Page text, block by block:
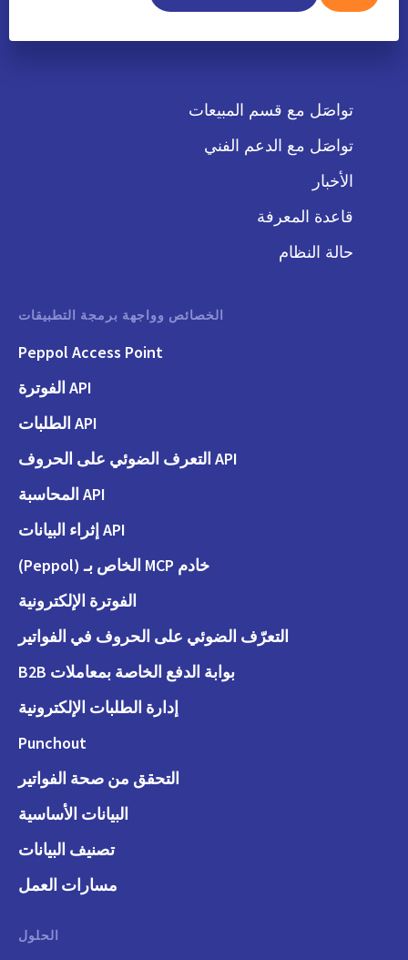
تواصَل مع قسم المبيعات
تواصَل مع الدعم الفني
الأخبار
قاعدة المعرفة
حالة النظام
الخصائص وواجهة برمجة التطبيقات
Peppol Access Point
API الفوترة
API الطلبات
API التعرف الضوئي على الحروف
API المحاسبة
API إثراء البيانات
خادم MCP الخاص بـ (Peppol)
الفوترة الإلكترونية
التعرّف الضوئي على الحروف في الفواتير
بوابة الدفع الخاصة بمعاملات B2B
إدارة الطلبات الإلكترونية
Punchout
التحقق من صحة الفواتير
البيانات الأساسية
تصنيف البيانات
مسارات العمل
الحلول